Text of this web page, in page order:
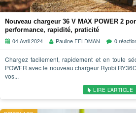
Nouveau chargeur 36 V MAX POWER 2
performance, rapidité, praticité
04 Avril 2024
Pauline FELDMAN 0
Chargez facilement, rapidement et en toute
POWER avec le nouveau chargeur Ryobi
vos...
LIRE L’ARTICLE